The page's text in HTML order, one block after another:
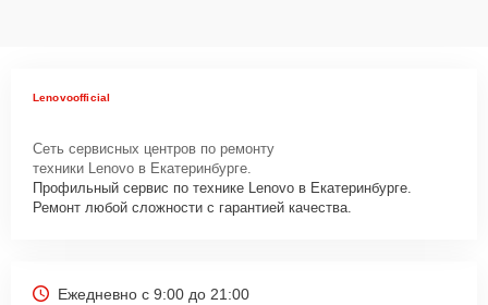
Lenovoofficial
Сеть сервисных центров по ремонту
техники Lenovo в Екатеринбурге.
Профильный сервис по технике Lenovo в Екатеринбурге.
Ремонт любой сложности с гарантией качества.
Ежедневно с 9:00 до 21:00